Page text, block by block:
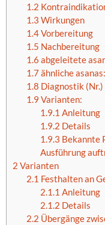
1.2
1.3 Wirkungen
1.4Vorbereitung
1.5 Nachbereitung
1.6 abgeleitete
1.7ähnliche asanas:
1.8 Diagnostik (Nr.)
1.9 Varianten:
1.9.1 Anleitung
1.9.2 Details
1.9.3 Bekannte
Ausführung
2 Varianten
2.1 Festhalten an
2.1.1 Anleitung
2.1.2 Details
2.2 Übergänge